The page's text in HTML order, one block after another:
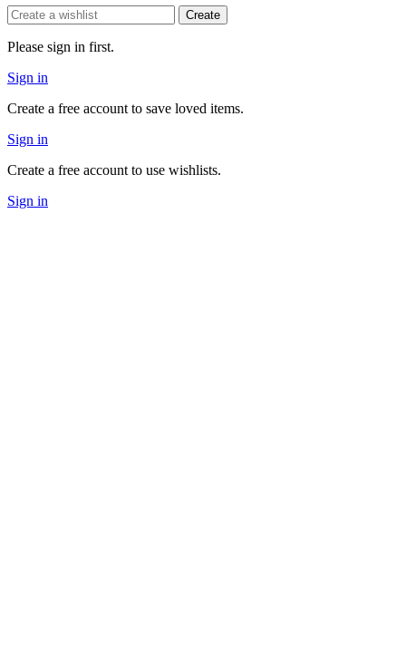
Create
Please sign in first.
Sign in
Create a free account to save loved items.
Sign in
Create a free account to use wishlists.
Sign in